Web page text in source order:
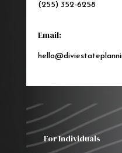
(255) 352-6258
Email:
For Individuals